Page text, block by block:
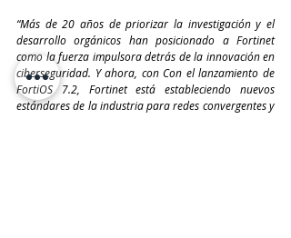
“Más de 20 años de priorizar la investigación y el
desarrollo orgánicos han posicionado a Fortinet
como la fuerza impulsora detrás de la innovación en
ciberseguridad. Y ahora, con Con el lanzamiento de
FortiOS 7.2, Fortinet está estableciendo nuevos
estándares de la industria para redes convergentes y